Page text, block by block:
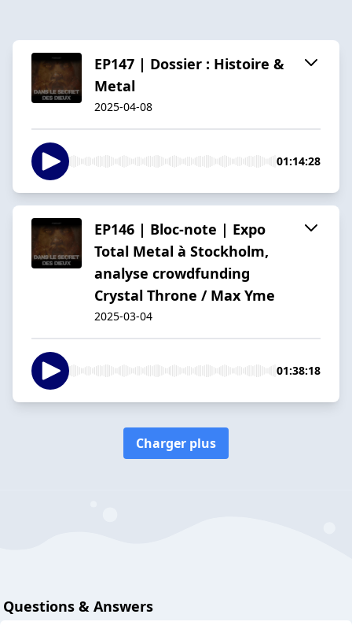
EP147 | Dossier : Histoire &
Metal
2025-04-08
01:14:28
EP146 | Bloc-note | Expo
Total Metal à Stockholm,
analyse crowdfunding
Crystal Throne / Max Yme
2025-03-04
01:38:18
Charger plus
Questions & Answers